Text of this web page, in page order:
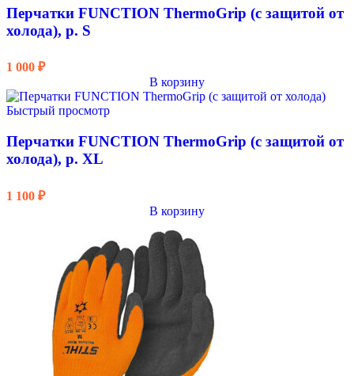
Перчатки FUNCTION ThermoGrip (с защитой от
холода), р. S
1 000 ₽
В корзину
Быстрый просмотр
Перчатки FUNCTION ThermoGrip (с защитой от
холода), р. XL
1 100 ₽
В корзину